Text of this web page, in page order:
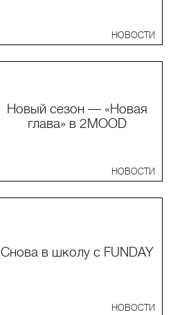
НОВОСТИ
Новый сезон — «Новая
глава» в 2MOOD
НОВОСТИ
Снова в школу с FUNDAY
НОВОСТИ